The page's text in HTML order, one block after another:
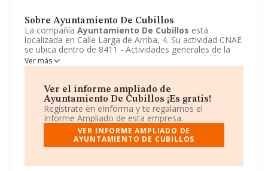
Sobre Ayuntamiento De Cubillos
La compañía Ayuntamiento De Cubillos está
localizada en Calle Larga de Arriba, 4. Su actividad CNAE
se ubica dentro de 8411 - Actividades generales de la
administración pública.
Ayuntamiento De Cubillos
tiene un modelo de sociedad Corporaciones locales.
Ver más
Ver el informe ampliado de
Ayuntamiento De Cubillos ¡Es gratis!
Regístrate en eInforma y te regalamos el
Informe Ampliado de esta empresa.
VER INFORME AMPLIADO DE
AYUNTAMIENTO DE CUBILLOS